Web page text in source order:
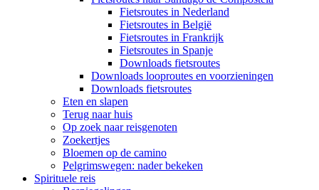
Fietsroutes in Nederland
Fietsroutes in België
Fietsroutes in Frankrijk
Fietsroutes in Spanje
Downloads fietsroutes
Downloads looproutes en voorzieningen
Downloads fietsroutes
Eten en slapen
Terug naar huis
Op zoek naar reisgenoten
Zoekertjes
Bloemen op de camino
Pelgrimswegen: nader bekeken
Spirituele reis